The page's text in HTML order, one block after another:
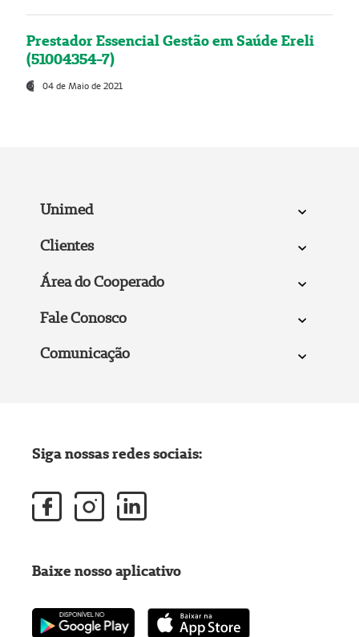
Prestador Essencial Gestão em Saúde Ereli
(51004354-7)
04 de Maio de 2021
Unimed
Clientes
Área do Cooperado
Fale Conosco
Comunicação
Siga nossas redes sociais:
Baixe nosso aplicativo